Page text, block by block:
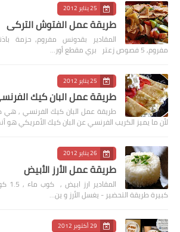
25 يناير 2012
طريقة عمل الفتوش التركي
مفروم, 5 فصوص زعتر بري مقطع أور…
25 يناير 2012
طريقة عمل البان كيك
طريقة عمل البان كيك الفرنسي , هي
لأن ما يميز الكريب الفرنسي عن البان كيك الأمريكي هو
26 يناير 2012
طريقة عمل الأرز الأبيض
كبيرة طريقة التحضير - يغسل الأرز و ين…
29 أكتوبر 2012